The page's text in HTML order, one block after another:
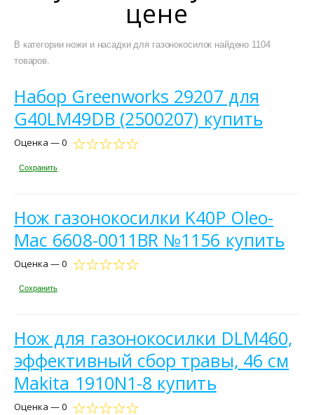
цене
В категории ножи и насадки для газонокосилок найдено 1104
товаров.
Набор Greenworks 29207 для
G40LM49DB (2500207) купить
Оценка — 0
Сохранить
Нож газонокосилки K40P Oleo-
Mac 6608-0011BR №1156 купить
Оценка — 0
Сохранить
Нож для газонокосилки DLM460,
эффективный сбор травы, 46 см
Makita 1910N1-8 купить
Оценка — 0